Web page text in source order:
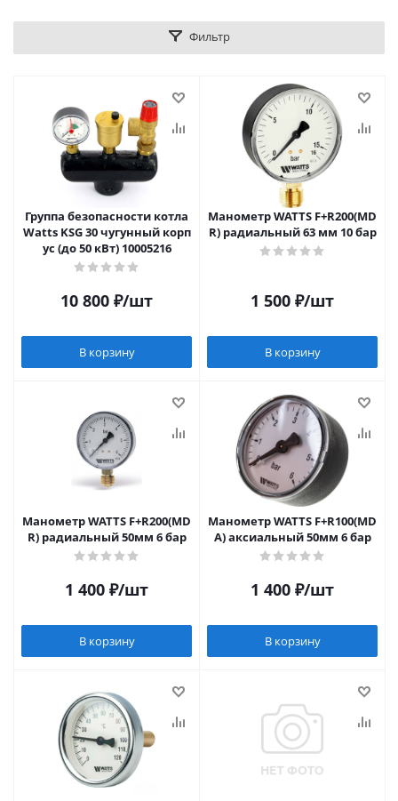
Фильтр
Группа безопасности котла
Watts KSG 30 чугунный корп
ус (до 50 кВт) 10005216
10 800 ₽/шт
В корзину
Манометр WATTS F+R200(MD
R) радиальный 63 мм 10 бар
1 500 ₽/шт
В корзину
Манометр WATTS F+R200(MD
R) радиальный 50мм 6 бар
1 400 ₽/шт
В корзину
Манометр WATTS F+R100(MD
A) аксиальный 50мм 6 бар
1 400 ₽/шт
В корзину